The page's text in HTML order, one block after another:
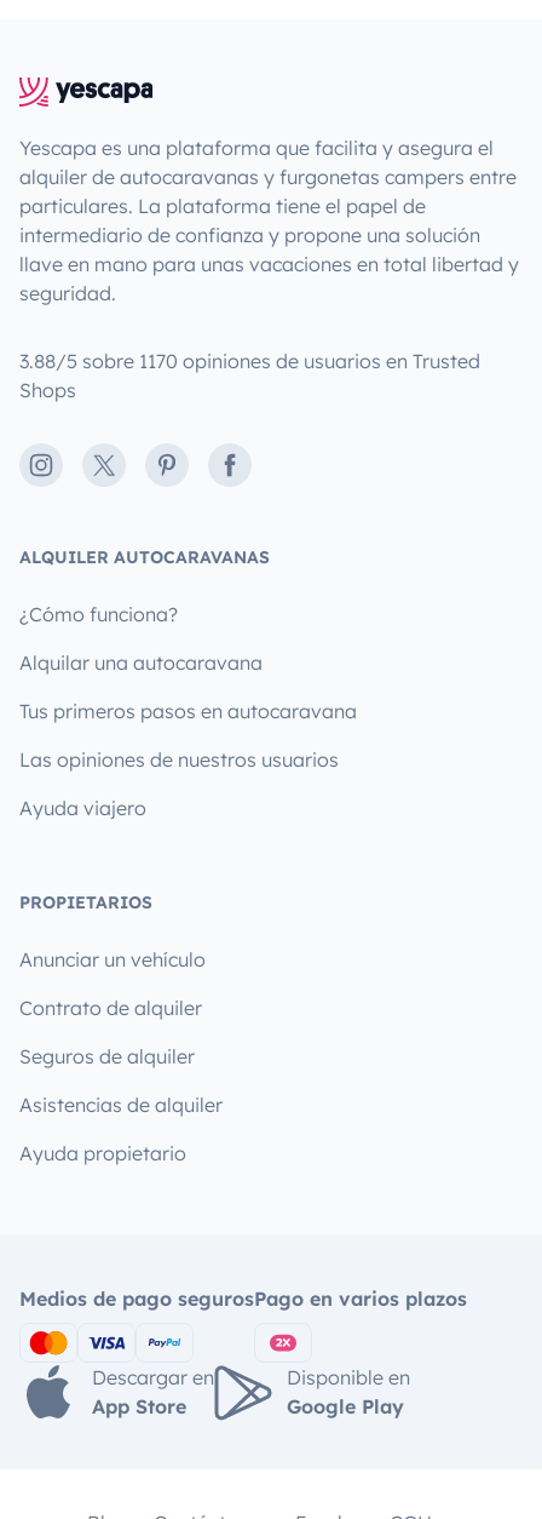
Yescapa es una plataforma que facilita y asegura el
alquiler de autocaravanas y furgonetas campers entre
particulares. La plataforma tiene el papel de
intermediario de confianza y propone una solución
llave en mano para unas vacaciones en total libertad y
seguridad.
3.88/5 sobre 1170 opiniones de usuarios en Trusted
Shops
Instagram
X PinterestFacebook
ALQUILER AUTOCARAVANAS
¿Cómo funciona?
Alquilar una autocaravana
Tus primeros pasos en autocaravana
Las opiniones de nuestros usuarios
Ayuda viajero
PROPIETARIOS
Anunciar un vehículo
Contrato de alquiler
Seguros de alquiler
Asistencias de alquiler
Ayuda propietario
Medios de pago segurosPago en varios plazos
Descargar en
App Store
Disponible en
Google Play